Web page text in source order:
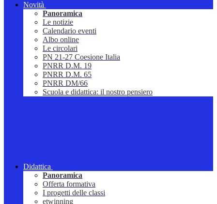
Novità
Panoramica
Le notizie
Calendario eventi
Albo online
Le circolari
PN 21-27 Coesione Italia
PNRR D.M. 19
PNRR D.M. 65
PNRR DM/66
Scuola e didattica: il nostro pensiero
Didattica
Panoramica
Offerta formativa
I progetti delle classi
etwinning